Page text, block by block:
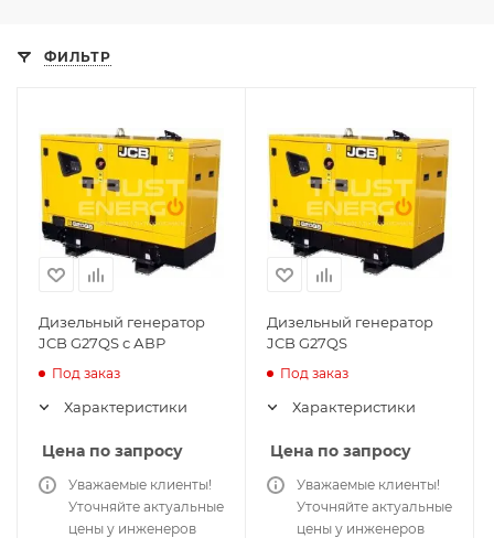
ФИЛЬТР
Дизельный генератор
JCB G27QS с АВР
Под заказ
Характеристики
Цена по запросу
Уважаемые клиенты!
Уточняйте актуальные
цены у инженеров
Дизельный генератор
JCB G27QS
Под заказ
Характеристики
Цена по запросу
Уважаемые клиенты!
Уточняйте актуальные
цены у инженеров